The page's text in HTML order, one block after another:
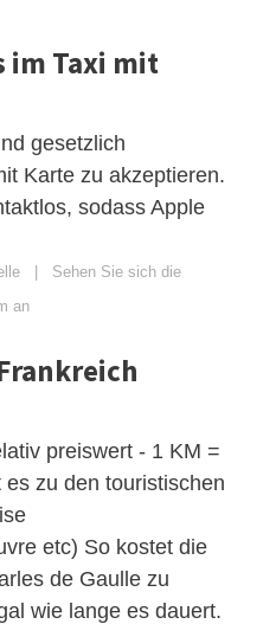
im Taxi mit
gesetzlich
Karte zu akzeptieren.
sodass Apple
| Sehen Sie sich die
an
preiswert - 1 KM =
zu den touristischen
etc) So kostet die
de Gaulle zu
wie lange es dauert.